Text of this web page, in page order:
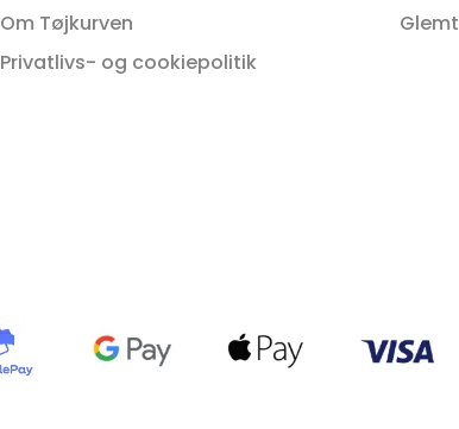
Om Tøjkurven
Privatlivs- og cookiepolitik